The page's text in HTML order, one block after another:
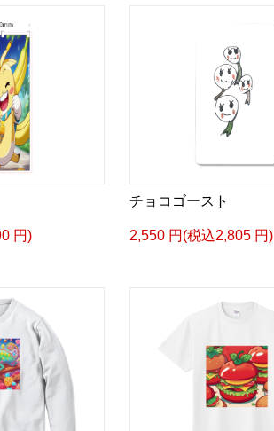
円)
チョコゴースト
2,550 円(税込2,805 円)